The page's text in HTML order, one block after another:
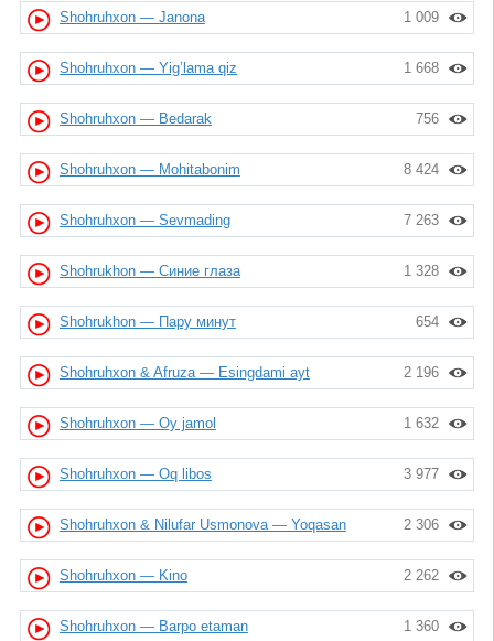
1 009
Shohruhxon — Janona
1 668
Shohruhxon — Yig’lama qiz
756
Shohruhxon — Bedarak
8 424
Shohruhxon — Mohitabonim
7 263
Shohruhxon — Sevmading
1 328
Shohrukhon — Синие глаза
654
Shohrukhon — Пару минут
2 196
Shohruhxon & Afruza — Esingdami ayt
1 632
Shohruhxon — Oy jamol
3 977
Shohruhxon — Oq libos
2 306
Shohruhxon & Nilufar Usmonova — Yoqasan
2 262
Shohruhxon — Kino
1 360
Shohruhxon — Barpo etaman